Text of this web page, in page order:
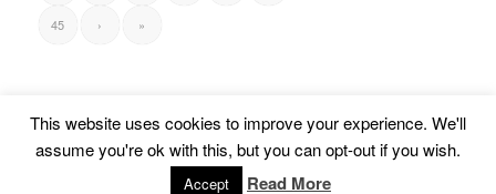
45 › »
© Copyright -Euskal Herriko Gay-Les Askapen Mugimendua- powered by
This website uses cookies to improve your experience. We'll
assume you're ok with this, but you can opt-out if you wish.
Accept Read More